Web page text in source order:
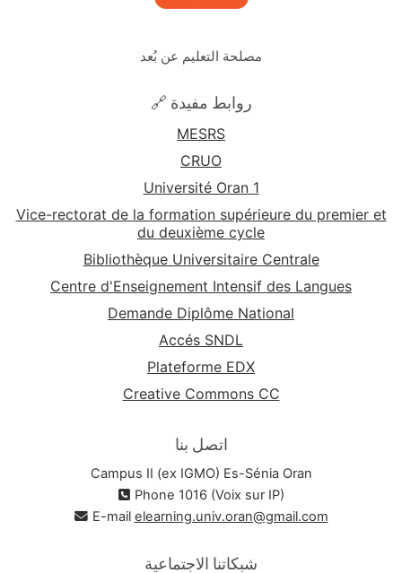
مصلحة التعليم عن بُعد
🔗 روابط مفيدة
MESRS
CRUO
Université Oran 1
Vice-rectorat de la formation supérieure du premier et
du deuxième cycle
Bibliothèque Universitaire Centrale
Centre d'Enseignement Intensif des Langues
Demande Diplôme National
Accés SNDL
Plateforme EDX
Creative Commons CC
اتصل بنا
Campus II (ex IGMO) Es-Sénia Oran
Phone 1016 (Voix sur IP)
E-mail elearning.univ.oran@gmail.com
شبكاتنا الاجتماعية